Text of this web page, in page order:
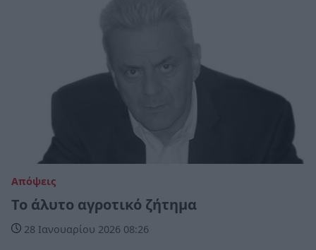
Απόψεις
Το άλυτο αγροτικό ζήτημα
28 Ιανουαρίου 2026 08:26